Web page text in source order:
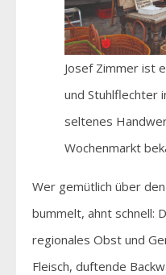
Josef Zimmer ist
und Stuhlflechter
seltenes
Wochenmarkt
Wer gemütlich über
bummelt, ahnt schnell:
regionales Obst und
Fleisch, duftende